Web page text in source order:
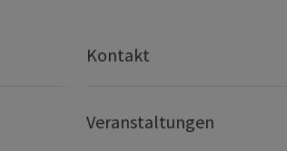
Kontakt
Veranstaltungen